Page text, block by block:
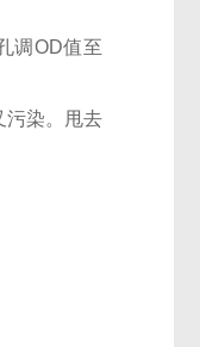
调OD值至
污染。甩去